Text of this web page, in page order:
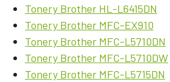
Tonery Brother HL-L6415DN
Tonery Brother MFC-EX910
Tonery Brother MFC-L5710DN
Tonery Brother MFC-L5710DW
Tonery Brother MFC-L5715DN